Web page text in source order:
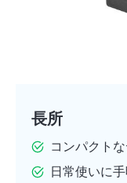
長所
コンパクト
日常使いに